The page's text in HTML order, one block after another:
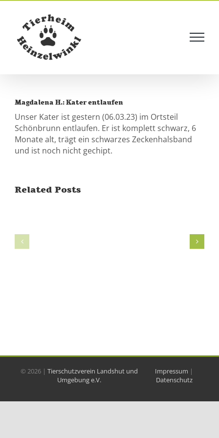
content
Magdalena H.: Kater entlaufen
Unser Kater ist gestern (06.03.23) im Ortsteil
Schönbrunn entlaufen. Er ist komplett schwarz, 6
Monate alt, trägt ein schwarzes Zeckenhalsband
und ist noch nicht gechipt.
Related Posts
©2026 |Tierschutzverein Landshut und
Umgebung e.V.
Impressum |
Datenschutz